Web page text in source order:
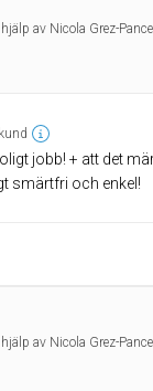
av Nicola Grez-
jobb! + att det
smärtfri och enkel!
av Nicola Grez-